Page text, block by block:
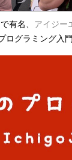
で有名、 アイジー
ログラミング入門